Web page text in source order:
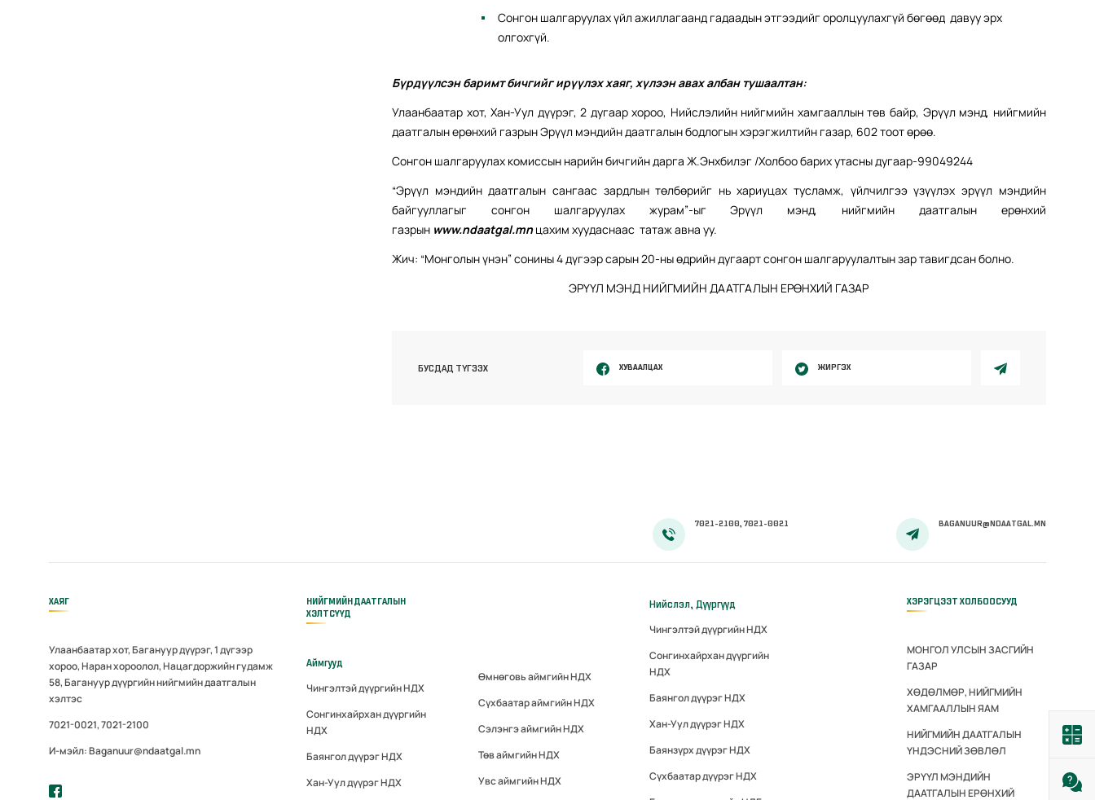
Сонгон шалгаруулах үйл ажиллагаанд гадаадын этгээдийг оролцуулахгүй бөгөөд давуу эрх
олгохгүй.
Бүрдүүлсэн баримт бичгийг ирүүлэх хаяг, хүлээн авах албан тушаалтан:
Улаанбаатар хот, Хан-Уул дүүрэг, 2 дугаар хороо, Нийслэлийн нийгмийн хамгааллын төв байр, Эрүүл мэнд, нийгмийн
даатгалын ерөнхий газрын Эрүүл мэндийн даатгалын бодлогын хэрэгжилтийн газар, 602 тоот өрөө.
Сонгон шалгаруулах комиссын нарийн бичгийн дарга Ж.Энхбилэг /Холбоо барих утасны дугаар-99049244
“Эрүүл мэндийн даатгалын сангаас зардлын төлбөрийг нь хариуцах тусламж, үйлчилгээ үзүүлэх эрүүл мэндийн
байгууллагыг сонгон шалгаруулах журам”-ыг Эрүүл мэнд, нийгмийн даатгалын ерөнхий
газрын www.ndaatgal.mnцахим хуудаснаас татаж авна уу.
Жич: “Монголын үнэн” сонины 4 дүгээр сарын 20-ны өдрийн дугаарт сонгон шалгаруулалтын зар тавигдсан болно.
ЭРҮҮЛ МЭНД НИЙГМИЙН ДААТГАЛЫН ЕРӨНХИЙ ГАЗАР
БУСДАД ТҮГЭЭХ ХУВААЛЦАХ ЖИРГЭХ
7021-2100, 7021-0021 BAGANUUR@NDAATGAL.MN
ХАЯГ
Улаанбаатар хот, Багануур дүүрэг, 1 дүгээр
хороо, Наран хороолол, Нацагдоржийн гудамж
58, Багануур дүүргийн нийгмийн даатгалын
хэлтэс
7021-0021, 7021-2100
И-мэйл: Baganuur@ndaatgal.mn
НИЙГМИЙН ДААТГАЛЫН
ХЭЛТСҮҮД
Аймгууд
Чингэлтэй дүүргийн НДХ
Сонгинхайрхан дүүргийн
НДХ
Баянгол дүүрэг НДХ
Хан-Уул дүүрэг НДХ
Өмнөговь аймгийн НДХ
Сүхбаатар аймгийн НДХ
Сэлэнгэ аймгийн НДХ
Төв аймгийн НДХ
Увс аймгийн НДХ
Нийслэл, Дүүргүүд
Чингэлтэй дүүргийн НДХ
Сонгинхайрхан дүүргийн
НДХ
Баянгол дүүрэг НДХ
Хан-Уул дүүрэг НДХ
Баянзүрх дүүрэг НДХ
Сүхбаатар дүүрэг НДХ
ХЭРЭГЦЭЭТ ХОЛБООСУУД
МОНГОЛ УЛСЫН ЗАСГИЙН
ГАЗАР
ХӨДӨЛМӨР, НИЙГМИЙН
ХАМГААЛЛЫН ЯАМ
НИЙГМИЙН ДААТГАЛЫН
ҮНДЭСНИЙ ЗӨВЛӨЛ
ЭРҮҮЛ МЭНДИЙН
ДААТГАЛЫН ЕРӨНХИЙ